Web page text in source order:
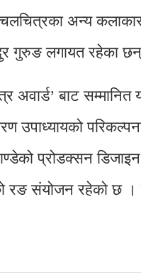
अन्य
गुरुङ लगायत रहेका
अवार्ड’ बाट
प्रोडक्सन डिजाइन,
रङ संयोजन रहेको छ